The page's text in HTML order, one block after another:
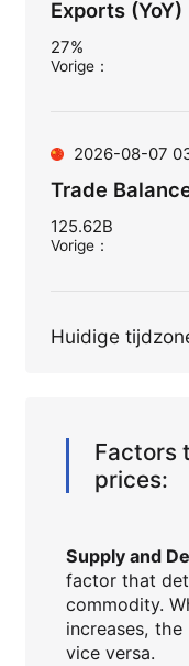
Exports (YoY)
27%
Vorige：
2026-08-07
Trade
125.62B
Vorige：
Huidige
Factors
prices:
Supply and
factor that
commodity.
increases, the
vice versa.